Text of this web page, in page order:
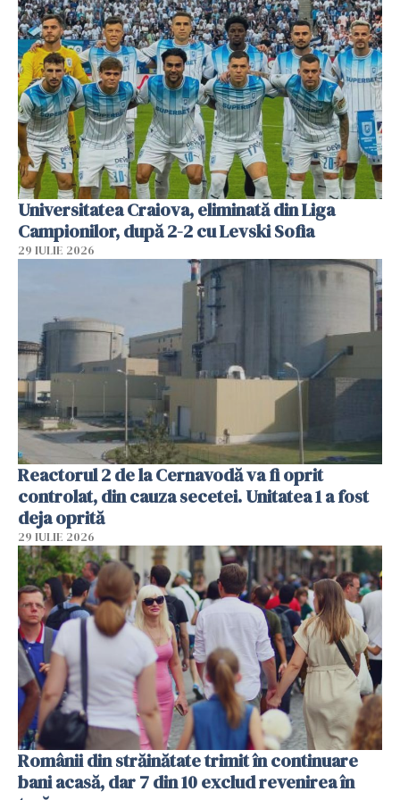
Universitatea Craiova, eliminată din Liga
Campionilor, după 2-2 cu Levski Sofia
29 IULIE 2026
Reactorul 2 de la Cernavodă va fi oprit
controlat, din cauza secetei. Unitatea 1 a fost
deja oprită
29 IULIE 2026
Românii din străinătate trimit în continuare
bani acasă, dar 7 din 10 exclud revenirea în